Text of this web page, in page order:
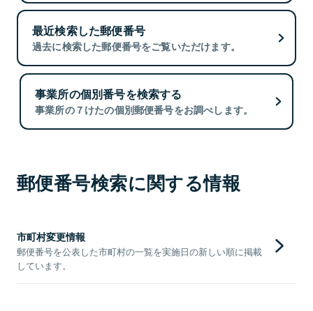
最近検索した郵便番号
過去に検索した郵便番号をご覧いただけます。
事業所の個別番号を検索する
事業所の７けたの個別郵便番号をお調べします。
郵便番号検索に関する情報
市町村変更情報
郵便番号を公表した市町村の一覧を実施日の新しい順に掲載
しています。